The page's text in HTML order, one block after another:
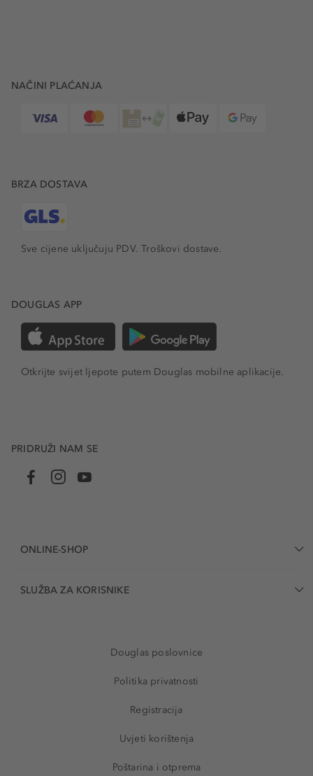
NAČINI PLAĆANJA
BRZA DOSTAVA
Sve cijene uključuju PDV.Troškovi dostave.
DOUGLAS APP
Otkrijte svijet ljepote putem Douglas mobilne aplikacije.
PRIDRUŽI NAM SE
ONLINE-SHOP
SLUŽBA ZA KORISNIKE
Douglas poslovnice
Politika privatnosti
Registracija
Uvjeti korištenja
Poštarina i otprema